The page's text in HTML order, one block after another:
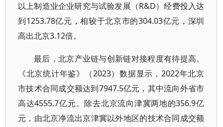
以上制造业企业研究与试验发展（R&D）经费投入达
到1253.78亿元，相较于北京市的304.03亿元，深圳
高出北京3.12倍。
最后，北京产业链与创新链对接程度有待提高。
《北京统计年鉴》（2023）数据显示，2022年北京
市技术合同成交额达到7947.5亿元，其中流向外省市
高达4555.7亿元。除去北京流向津冀两地的356.9亿
元，由北京净流出京津冀以外地区的技术合同成交额